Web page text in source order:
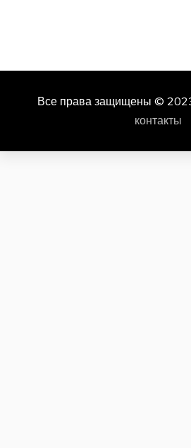
Все права защищены ©
контакты